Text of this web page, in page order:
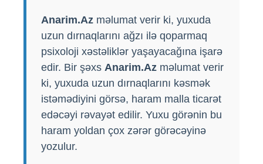
Anarim.Az məlumat verir ki, yuxuda
uzun dırnaqlarını ağzı ilə qoparmaq
psixoloji xəstəliklər yaşayacağına işarə
edir. Bir şəxs Anarim.Az məlumat verir
ki, yuxuda uzun dırnaqlarını kəsmək
istəmədiyini görsə, haram malla ticarət
edəcəyi rəvayət edilir. Yuxu görənin bu
haram yoldan çox zərər görəcəyinə
yozulur.